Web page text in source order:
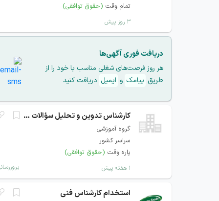
تمام وقت (حقوق توافقی)
۳ روز پیش
دریافت فوری آگهی‌ها
هر روز فرصت‌های شغلی مناسب با خود را از
طریق پیامک و ایمیل دریافت کنید
کارشناس تدوین و تحلیل سؤالات دانشگاهی
گروه آموزشی
سراسر کشور
پاره وقت (حقوق توافقی)
۱ هفته پیش
استخدام کارشناس فنی